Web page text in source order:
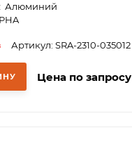
Алюминий
Артикул: SRA-2310-035012
Цена по запросу